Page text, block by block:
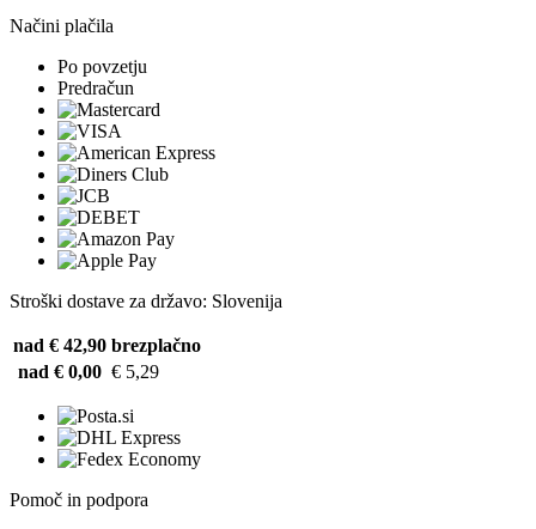
Načini plačila
Po povzetju
Predračun
Stroški dostave za državo: Slovenija
nad € 42,90 brezplačno
nad € 0,00 € 5,29
Pomoč in podpora